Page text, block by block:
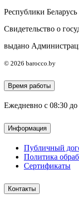
Республики
Свидетельство о
выдано
© 2026 barocco.by
Время работы
Ежедневно с 08:30 до
Информация
Публичный
Политика
Сертификаты
Контакты